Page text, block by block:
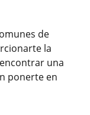
de
la
una
ponerte en